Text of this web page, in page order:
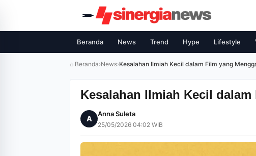
Beranda News Trend Hype Lifestyle
⌂ Beranda›News›Kesalahan Ilmiah Kecil dalam Film yang
Kesalahan Ilmiah Kecil
A
Anna Suleta
25/05/2026 04:02 WIB